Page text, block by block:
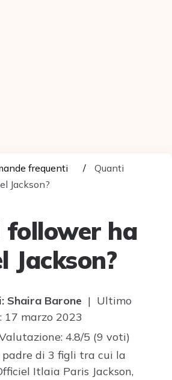
frequenti
Quanti
Jackson?
follower ha
Jackson?
Shaira Barone | Ultimo
17 marzo 2023
4.8/5 (9 voti)
padre di 3 figli tra cui la
Itlaia Paris Jackson,